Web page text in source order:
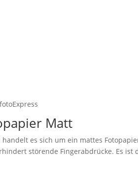
Matt
handelt es sich um ein mattes
störende Fingerabdrücke. Es ist